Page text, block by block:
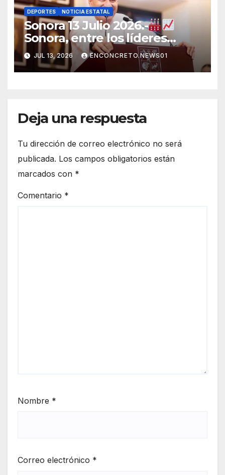
DEPORTES NOTICIA ESTATAL
Sonora 13 Julio 2026.-
Sonora, entre los líderes
nacionales en crecimiento
manufacturero durante 2026
JUL 13, 2026 ENCONCRETO.NEWS01
Deja una respuesta
Tu dirección de correo electrónico no será
publicada. Los campos obligatorios están
marcados con *
Comentario *
Nombre *
Correo electrónico *